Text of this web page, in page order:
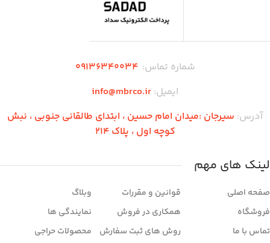
شماره تماس:۰۹136340034
ایمیل: info@mbrco.ir
آدرس: سیرجان :میدان امام حسین ، ابتدای طالقانی جنوبی ، نبش
کوچه اول ، پلاک 214
لینک های مهم
صفحه اصلی
فروشگاه
تماس با ما
قوانین و مقررات
همکاری در فروش
روش های ثبت سفارش
وبلاگ
نمایندگی ها
محصولات حراجی